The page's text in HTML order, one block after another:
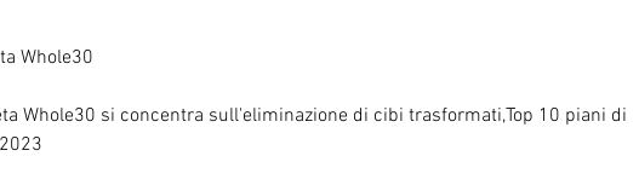
Whole30
Whole30 si concentra sull'eliminazione di cibi trasformati,Top 10 piani di